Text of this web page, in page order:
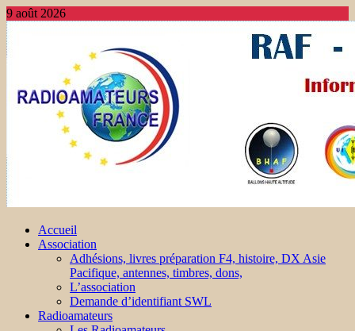
9 août 2026
Accueil
Association
Adhésions, livres préparation F4, histoire, DX Asie
Pacifique, antennes, timbres, dons,
L’association
Demande d’identifiant SWL
Radioamateurs